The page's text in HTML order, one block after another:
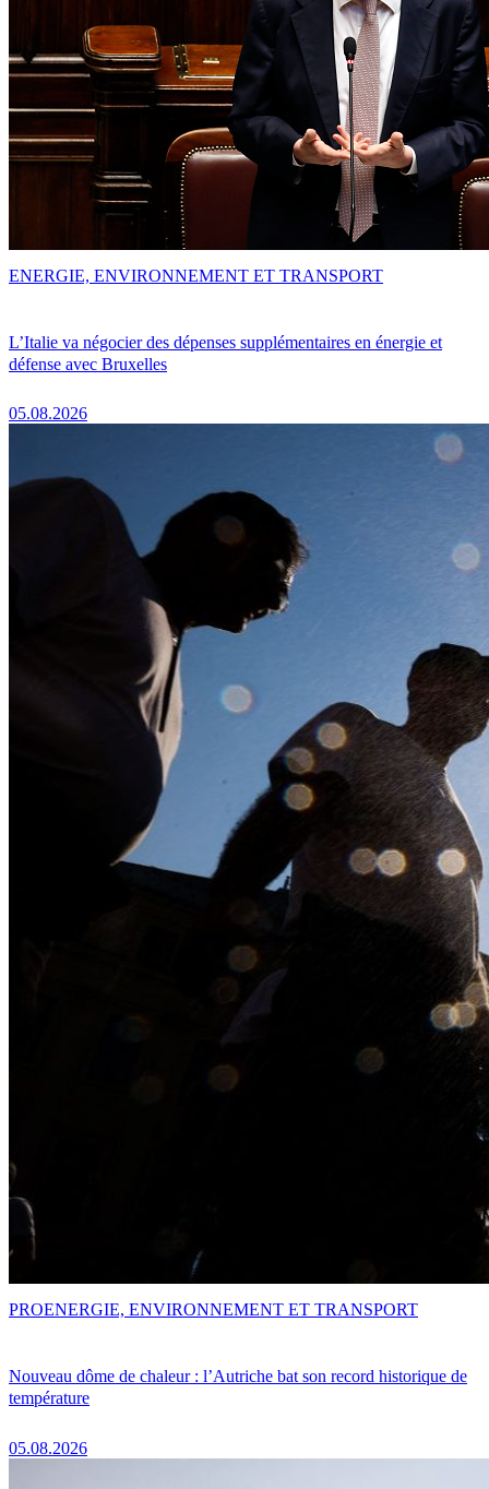
L’Italie va négocier des dépenses supplémentaires en énergie et
défense avec Bruxelles
05.08.2026
ENERGIE, ENVIRONNEMENT ET TRANSPORT
Nouveau dôme de chaleur : l’Autriche bat son record historique de
température
05.08.2026
PROENERGIE, ENVIRONNEMENT ET TRANSPORT